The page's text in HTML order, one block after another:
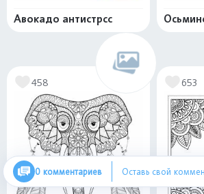
Авокадо антистрсс
458 653
0 комментариев Оставь свой